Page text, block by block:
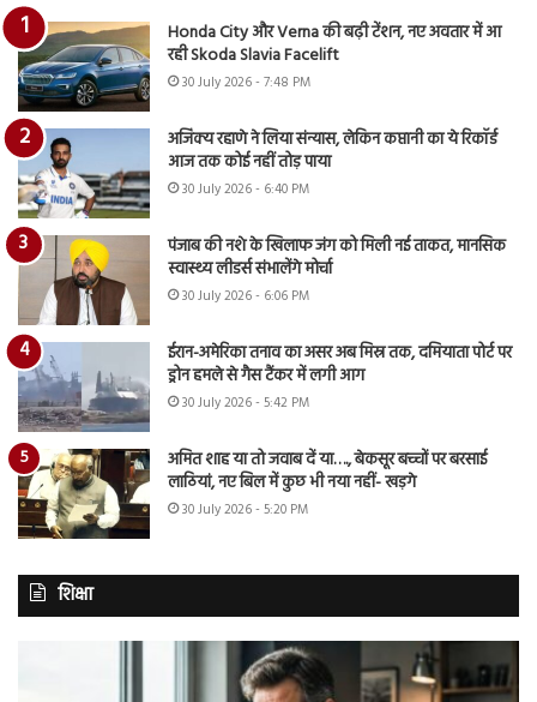
Honda City और Verna की बढ़ी टेंशन, नए अवतार में आ
रही Skoda Slavia Facelift
30 July 2026 - 7:48 PM
अजिंक्य रहाणे ने लिया संन्यास, लेकिन कप्तानी का ये रिकॉर्ड
आज तक कोई नहीं तोड़ पाया
30 July 2026 - 6:40 PM
पंजाब की नशे के खिलाफ जंग को मिली नई ताकत, मानसिक
स्वास्थ्य लीडर्स संभालेंगे मोर्चा
30 July 2026 - 6:06 PM
ईरान-अमेरिका तनाव का असर अब मिस्र तक, दमियाता पोर्ट पर
ड्रोन हमले से गैस टैंकर में लगी आग
30 July 2026 - 5:42 PM
अमित शाह या तो जवाब दें या…., बेकसूर बच्चों पर बरसाई
लाठियां, नए बिल में कुछ भी नया नहीं- खड़गे
30 July 2026 - 5:20 PM
शिक्षा